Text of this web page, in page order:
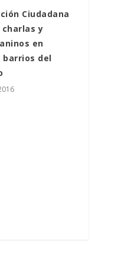
Ciudadana
y
en
del